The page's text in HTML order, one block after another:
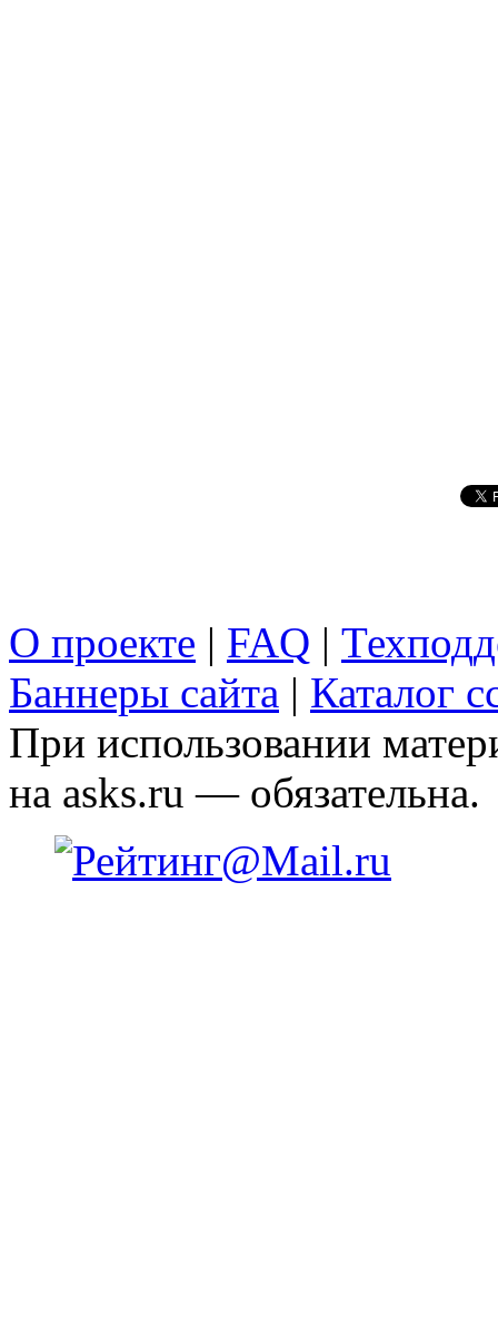
О проекте | FAQ |
Баннеры сайта | Каталог
При использовании
на asks.ru — обязательна.